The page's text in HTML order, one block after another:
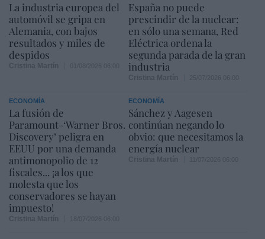
La industria europea del
automóvil se gripa en
Alemania, con bajos
resultados y miles de
despidos
España no puede
prescindir de la nuclear:
en sólo una semana, Red
Eléctrica ordena la
segunda parada de la gran
industria
ECONOMÍA
La fusión de
Paramount-‘Warner Bros.
Discovery’ peligra en
EEUU por una demanda
antimonopolio de 12
fiscales... ¡a los que
molesta que los
conservadores se hayan
impuesto!
ECONOMÍA
Sánchez y Aagesen
continúan negando lo
obvio: que necesitamos la
energía nuclear